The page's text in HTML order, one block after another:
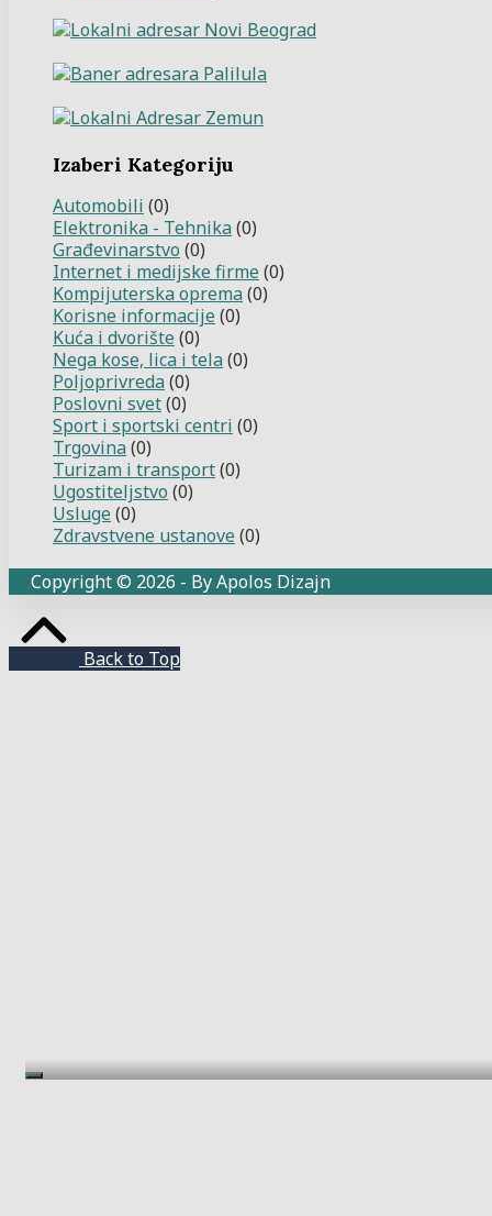
Izaberi Kategoriju
Automobili (0)
Elektronika - Tehnika(0)
Građevinarstvo (0)
Internet i medijske firme (0)
Kompijuterska oprema(0)
Korisne informacije (0)
Kuća i dvorište (0)
Nega kose, lica i tela(0)
Poljoprivreda(0)
Poslovni svet(0)
Sport i sportski centri (0)
Trgovina(0)
Turizam i transport(0)
Ugostiteljstvo (0)
Usluge (0)
Zdravstvene ustanove (0)
Copyright © 2026 - By Apolos Dizajn
Back to Top